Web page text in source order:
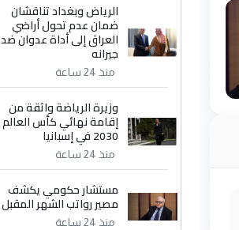
الرياض وبغداد تناقشان
ضمان عدم تحول أراضي
العراق إلى أداة عدوان ضد
جيرانه
منذ 24 ساعة
وزيرة الرياضة واثقة من
إقامة نهائي كأس العالم
2030 في إسبانيا
منذ 24 ساعة
مستشار حكومي يكشف
مصير رواتب الشهر المقبل
منذ 24 ساعة